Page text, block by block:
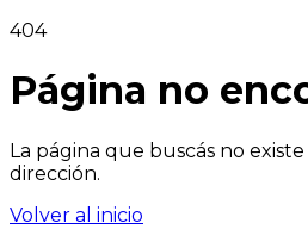
404
Página no
La página que buscás no
dirección.
Volver al inicio